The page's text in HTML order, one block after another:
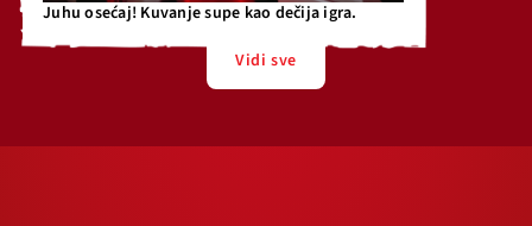
Juhu osećaj! Kuvanje supe kao dečija igra.
Vidi sve